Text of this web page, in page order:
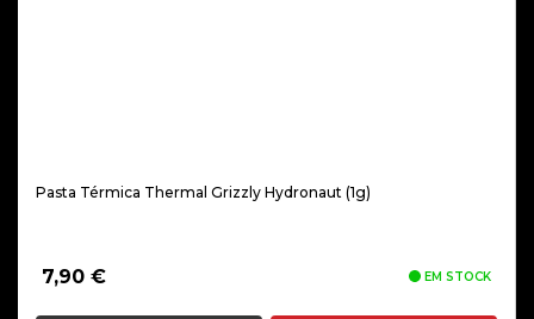
Pasta Térmica Thermal Grizzly Hydronaut (1g)
7,90 € EM STOCK